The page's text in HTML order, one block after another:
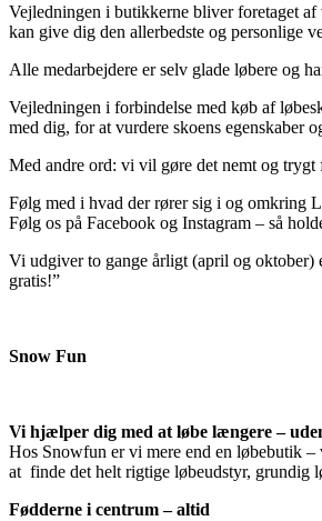
Vejledningen i butikkerne bliver foretaget
kan give dig den allerbedste og personlige
Alle medarbejdere er selv glade løbere og
Vejledningen i forbindelse med køb af
med dig, for at vurdere skoens egenskaber
Med andre ord: vi vil gøre det nemt og trygt
Følg med i hvad der rører sig i og omkring
Følg os på Facebook og Instagram – så
Vi udgiver to gange årligt (april og oktober)
gratis!”
Snow Fun
Vi hjælper dig med at løbe længere –
Hos Snowfun er vi mere end en løbebutik –
at finde det helt rigtige løbeudstyr, grundig
Fødderne i centrum – altid